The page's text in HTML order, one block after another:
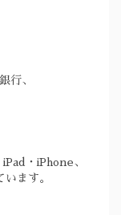
行、
・iPhone、
ます。